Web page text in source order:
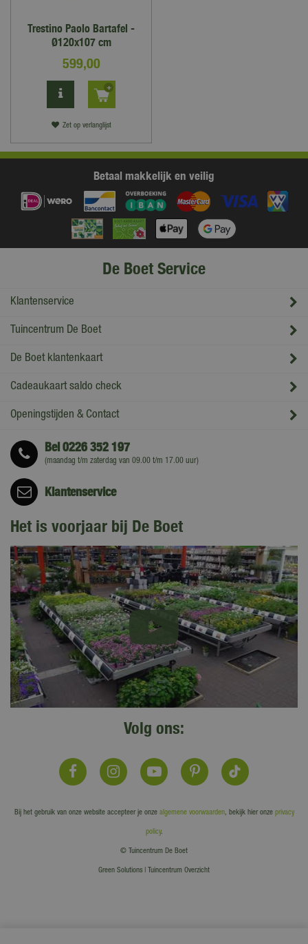
Trestino Paolo Bartafel -
Ø120x107 cm
599,00
Zet op verlanglijst
Betaal makkelijk en veilig
De Boet Service
Klantenservice
Tuincentrum De Boet
De Boet klantenkaart
Cadeaukaart saldo check
Openingstijden & Contact
Bel0226 352 197
(maandag t/m zaterdag van 09.00 t/m 17.00 uur)
Klantenservice
Het is voorjaar bij De Boet
Volg ons:
Bij het gebruik van onze website accepteer je onze algemene voorwaarden, bekijk hier onze privacy
policy.
© Tuincentrum De Boet
Green Solutions | Tuincentrum Overzicht